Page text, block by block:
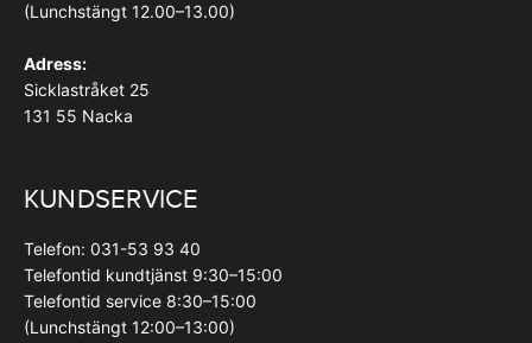
(Lunchstängt 12.00–13.00)
Adress:
Sicklastråket 25
131 55 Nacka
KUNDSERVICE
Telefon: 031-53 93 40
Telefontid kundtjänst 9:30–15:00
Telefontid service 8:30–15:00
(Lunchstängt 12:00–13:00)